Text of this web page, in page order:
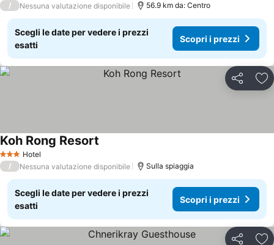
/ Nessuna valutazione disponibile 56.9 km da: Centro
Scegli le date per vedere i prezzi
esatti
Scopri i prezzi
Condividi
3 StelleHotel
Koh Rong Resort
/ Nessuna valutazione disponibile Sulla spiaggia
Scegli le date per vedere i prezzi
esatti
Scopri i prezzi